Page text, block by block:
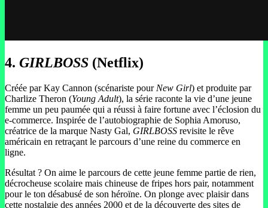
4. GIRLBOSS (Netflix)
Créée par Kay Cannon (scénariste pour New Girl) et produite par
Charlize Theron (Young Adult), la série raconte la vie d’une jeune
femme un peu paumée qui a réussi à faire fortune avec l’éclosion du
e-commerce. Inspirée de l’autobiographie de Sophia Amoruso,
créatrice de la marque Nasty Gal, GIRLBOSS revisite le rêve
américain en retraçant le parcours d’une reine du commerce en
ligne.
Résultat ? On aime le parcours de cette jeune femme partie de rien,
décrocheuse scolaire mais chineuse de fripes hors pair, notamment
pour le ton désabusé de son héroïne. On plonge avec plaisir dans
cette nostalgie des années 2000 et de la découverte des sites de